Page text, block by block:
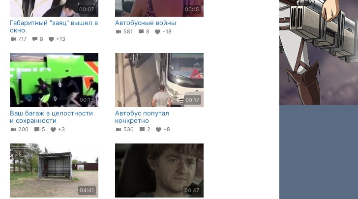
00:07
Габаритный "заяц" вышел в
окно.
717 8 +13
00:15
Автобусные войны
581 8 +18
00:13
Ваш багаж в целостности
и сохранности
200 5 +3
00:17
Автобус попутал
конкретно
530 2 +8
04:41 00:47